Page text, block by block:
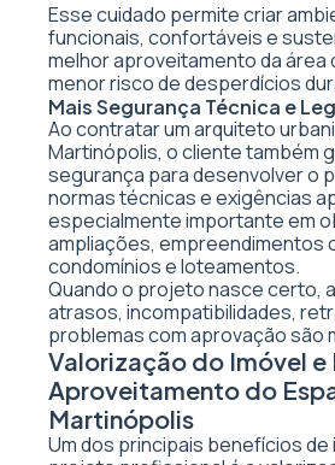
Esse cuidado permite criar
funcionais, confortáveis e
melhor aproveitamento da área
menor risco de desperdícios
Mais Segurança Técnica e
Ao contratar um arquiteto
Martinópolis, o cliente também
segurança para desenvolver o
normas técnicas e exigências
especialmente importante em
ampliações, empreendimentos
condomínios e loteamentos.
Quando o projeto nasce certo,
atrasos, incompatibilidades,
problemas com aprovação são
Valorização do Imóvel e
Aproveitamento do
Martinópolis
Um dos principais benefícios de